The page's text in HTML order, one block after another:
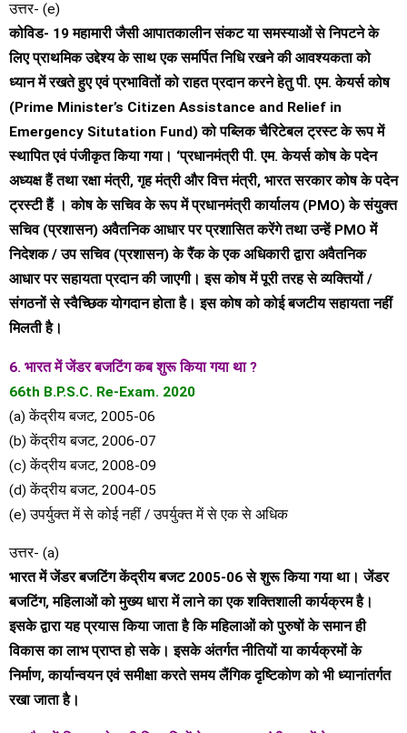
उत्तर- (e)
कोविड- 19 महामारी जैसी आपातकालीन संकट या समस्याओं से निपटने के
लिए प्राथमिक उद्देश्य के साथ एक समर्पित निधि रखने की आवश्यकता को
ध्यान में रखते हुए एवं प्रभावितों को राहत प्रदान करने हेतु पी. एम. केयर्स कोष
(Prime Minister’s Citizen Assistance and Relief in
Emergency Situtation Fund) को पब्लिक चैरिटेबल ट्रस्ट के रूप में
स्थापित एवं पंजीकृत किया गया। ‘प्रधानमंत्री पी. एम. केयर्स कोष के पदेन
अध्यक्ष हैं तथा रक्षा मंत्री, गृह मंत्री और वित्त मंत्री, भारत सरकार कोष के पदेन
ट्रस्टी हैं । कोष के सचिव के रूप में प्रधानमंत्री कार्यालय (PMO) के संयुक्त
सचिव (प्रशासन) अवैतनिक आधार पर प्रशासित करेंगे तथा उन्हें PMO में
निदेशक / उप सचिव (प्रशासन) के रैंक के एक अधिकारी द्वारा अवैतनिक
आधार पर सहायता प्रदान की जाएगी। इस कोष में पूरी तरह से व्यक्तियों /
संगठनों से स्वैच्छिक योगदान होता है। इस कोष को कोई बजटीय सहायता नहीं
मिलती है।
6. भारत में जेंडर बजटिंग कब शुरू किया गया था ?
66th B.P.S.C. Re-Exam. 2020
(a) केंद्रीय बजट, 2005-06
(b) केंद्रीय बजट, 2006-07
(c) केंद्रीय बजट, 2008-09
(d) केंद्रीय बजट, 2004-05
(e) उपर्युक्त में से कोई नहीं / उपर्युक्त में से एक से अधिक
उत्तर- (a)
भारत में जेंडर बजटिंग केंद्रीय बजट 2005-06 से शुरू किया गया था। जेंडर
बजटिंग, महिलाओं को मुख्य धारा में लाने का एक शक्तिशाली कार्यक्रम है।
इसके द्वारा यह प्रयास किया जाता है कि महिलाओं को पुरुषों के समान ही
विकास का लाभ प्राप्त हो सके। इसके अंतर्गत नीतियों या कार्यक्रमों के
निर्माण, कार्यान्वयन एवं समीक्षा करते समय लैंगिक दृष्टिकोण को भी ध्यानांतर्गत
रखा जाता है।